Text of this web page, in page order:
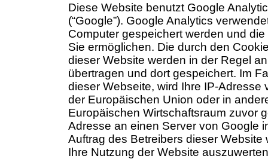
Diese Website benutzt Google
(“Google”). Google Analytics
Computer gespeichert werden und
Sie ermöglichen. Die durch den
dieser Website werden in der Regel
übertragen und dort gespeichert. Im
dieser Webseite, wird Ihre IP-
der Europäischen Union oder in
Europäischen Wirtschaftsraum zuvor
Adresse an einen Server von Google
Auftrag des Betreibers dieser
Ihre Nutzung der Website